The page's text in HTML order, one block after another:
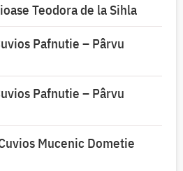
Teodora de la Sihla
Pafnutie – Pârvu
Pafnutie – Pârvu
Mucenic Dometie